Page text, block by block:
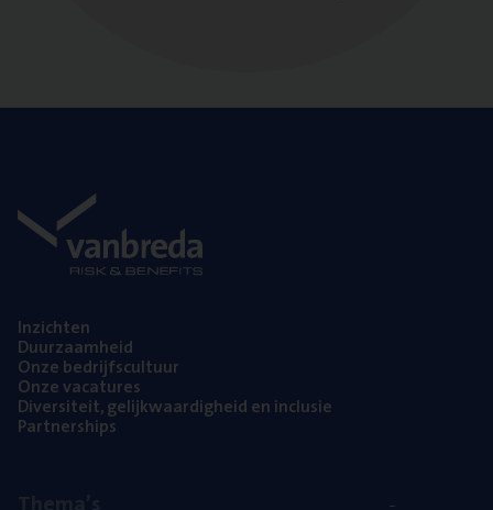
Inzich­ten
Duur­zaam­heid
Onze bedrijfs­cul­tuur
Onze vaca­tu­res
Diver­si­teit, gelijk­waar­dig­heid en inclusie
Part­ner­ships